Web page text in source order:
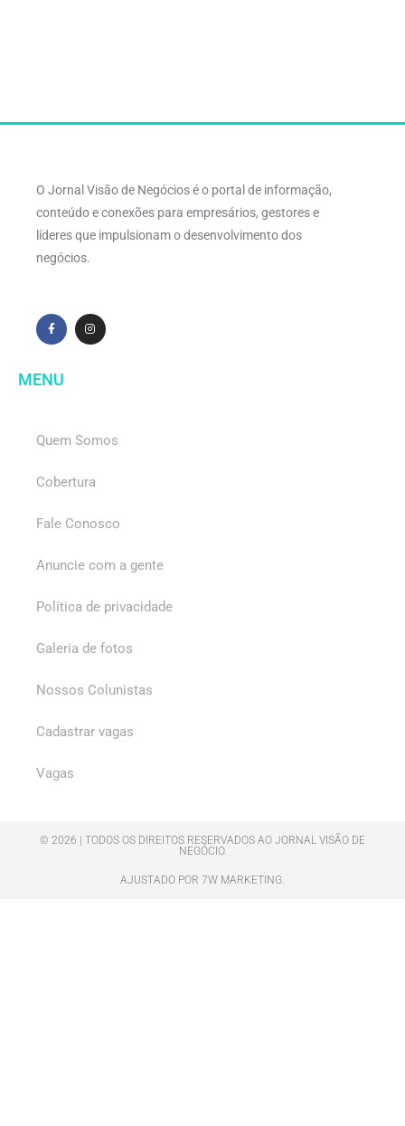
O Jornal Visão de Negócios é o portal de informação,
conteúdo e conexões para empresários, gestores e
líderes que impulsionam o desenvolvimento dos
negócios.
MENU
Quem Somos
Cobertura
Fale Conosco
Anuncie com a gente
Política de privacidade
Galeria de fotos
Nossos Colunistas
Cadastrar vagas
Vagas
© 2026 | TODOS OS DIREITOS RESERVADOS AO JORNAL VISÃO DE
NEGÓCIO.
AJUSTADO POR 7W MARKETING.